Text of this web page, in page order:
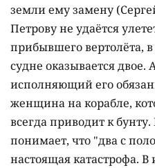
земли ему замену
Петрову не удаётся
прибывшего вертолёта,
судне оказывается
исполняющий его
женщина на корабле,
всегда приводит к бунту.
понимает, что "два с
настоящая катастрофа. В